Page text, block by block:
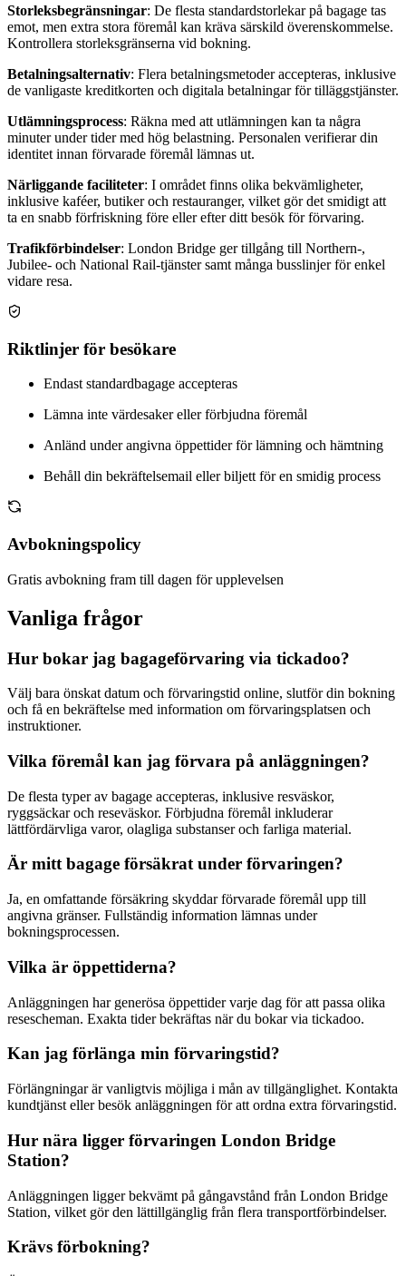
Storleksbegränsningar: De flesta standardstorlekar på bagage tas
emot, men extra stora föremål kan kräva särskild överenskommelse.
Kontrollera storleksgränserna vid bokning.
Betalningsalternativ: Flera betalningsmetoder accepteras, inklusive
de vanligaste kreditkorten och digitala betalningar för tilläggstjänster.
Utlämningsprocess: Räkna med att utlämningen kan ta några
minuter under tider med hög belastning. Personalen verifierar din
identitet innan förvarade föremål lämnas ut.
Närliggande faciliteter: I området finns olika bekvämligheter,
inklusive kaféer, butiker och restauranger, vilket gör det smidigt att
ta en snabb förfriskning före eller efter ditt besök för förvaring.
Trafikförbindelser: London Bridge ger tillgång till Northern-,
Jubilee- och National Rail-tjänster samt många busslinjer för enkel
vidare resa.
Riktlinjer för besökare
Endast standardbagage accepteras
Lämna inte värdesaker eller förbjudna föremål
Anländ under angivna öppettider för lämning och hämtning
Behåll din bekräftelsemail eller biljett för en smidig process
Avbokningspolicy
Gratis avbokning fram till dagen för upplevelsen
Vanliga frågor
Hur bokar jag bagageförvaring via tickadoo?
Välj bara önskat datum och förvaringstid online, slutför din bokning
och få en bekräftelse med information om förvaringsplatsen och
instruktioner.
Vilka föremål kan jag förvara på anläggningen?
De flesta typer av bagage accepteras, inklusive resväskor,
ryggsäckar och reseväskor. Förbjudna föremål inkluderar
lättfördärvliga varor, olagliga substanser och farliga material.
Är mitt bagage försäkrat under förvaringen?
Ja, en omfattande försäkring skyddar förvarade föremål upp till
angivna gränser. Fullständig information lämnas under
bokningsprocessen.
Vilka är öppettiderna?
Anläggningen har generösa öppettider varje dag för att passa olika
resescheman. Exakta tider bekräftas när du bokar via tickadoo.
Kan jag förlänga min förvaringstid?
Förlängningar är vanligtvis möjliga i mån av tillgänglighet. Kontakta
kundtjänst eller besök anläggningen för att ordna extra förvaringstid.
Hur nära ligger förvaringen London Bridge
Station?
Anläggningen ligger bekvämt på gångavstånd från London Bridge
Station, vilket gör den lättillgänglig från flera transportförbindelser.
Krävs förbokning?